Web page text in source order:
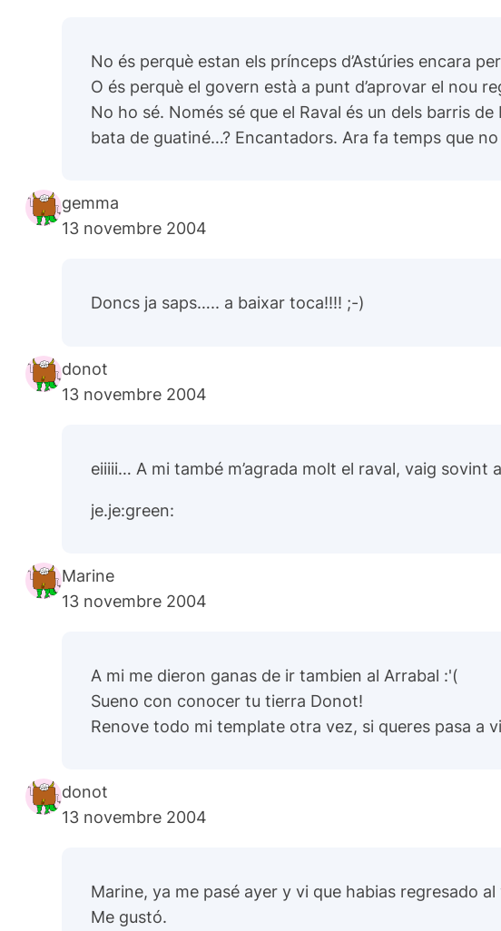
No és perquè estan els prínceps d’Astúries encara
O és perquè el govern està a punt d’aprovar el nou
No ho sé. Només sé que el Raval és un dels barris
bata de guatiné…? Encantadors. Ara fa temps que
gemma
13 novembre 2004
Doncs ja saps….. a baixar toca!!!! ;-)
donot
13 novembre 2004
eiiiii… A mi també m’agrada molt el raval, vaig sovint
je.je:green:
Marine
13 novembre 2004
A mi me dieron ganas de ir tambien al Arrabal :'(
Sueno con conocer tu tierra Donot!
Renove todo mi template otra vez, si queres pasa a
donot
13 novembre 2004
Marine, ya me pasé ayer y vi que habias regresado
Me gustó.